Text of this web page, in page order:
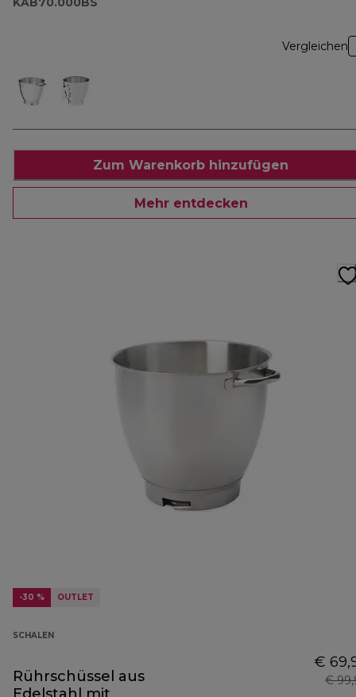
Vergleichen
Zum Warenkorb hinzufügen
Mehr entdecken
-30 % OUTLET
SCHALEN
Rührschüssel aus
€
€